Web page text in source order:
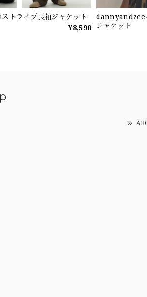
トライプ長袖ジャケット
¥8,590
dannyandzee
ジャケット